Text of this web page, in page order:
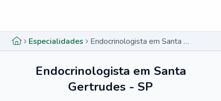
Especialidades Endocrinologista em Santa Gertrudes - SP
Endocrinologista em Santa
Gertrudes - SP